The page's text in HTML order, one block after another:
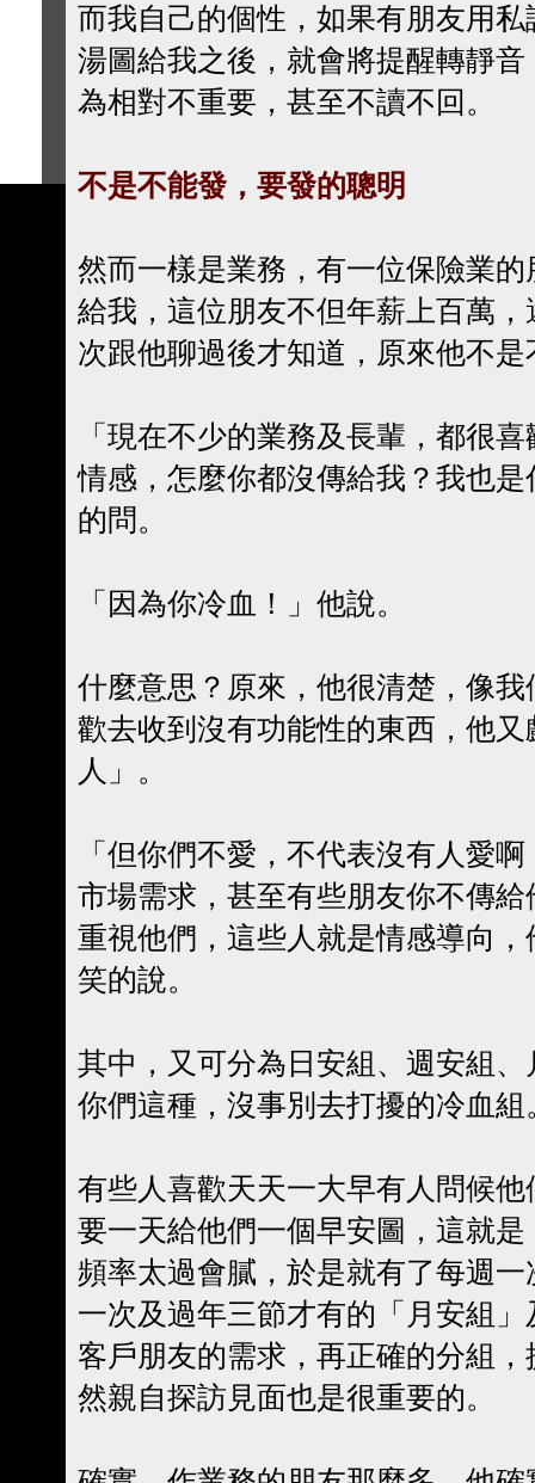
而我自己的個性，如果有朋友用
湯圖給我之後，就會將提醒轉靜
為相對不重要，甚至不讀不回。
不是不能發，要發的聰明
然而一樣是業務，有一位保險業
給我，這位朋友不但年薪上百萬
次跟他聊過後才知道，原來他不
「現在不少的業務及長輩，都很
情感，怎麼你都沒傳給我？我也
的問。
「因為你冷血！」他說。
什麼意思？原來，他很清楚，像
歡去收到沒有功能性的東西，他
人」。
「但你們不愛，不代表沒有人愛
市場需求，甚至有些朋友你不傳
重視他們，這些人就是情感導向
笑的說。
其中，又可分為日安組、週安組
你們這種，沒事別去打擾的冷血組
有些人喜歡天天一大早有人問候
要一天給他們一個早安圖，這就
頻率太過會膩，於是就有了每週
一次及過年三節才有的「月安組
客戶朋友的需求，再正確的分組
然親自探訪見面也是很重要的。